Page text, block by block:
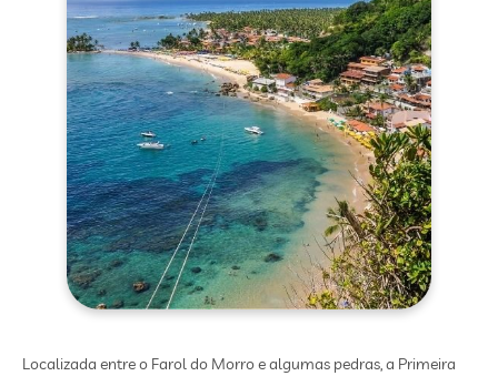
Localizada entre o Farol do Morro e algumas pedras, a Primeira